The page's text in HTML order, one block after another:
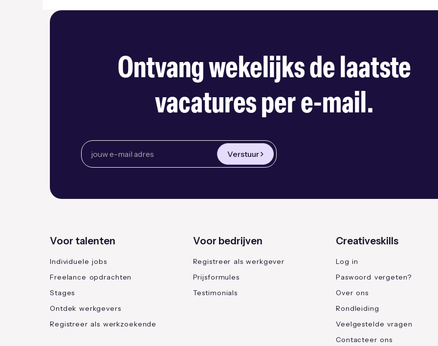
Ontvang wekelijks de laatste
vacatures per e-mail.
Verstuur
Voor talenten
Individuele jobs
Freelance opdrachten
Stages
Ontdek werkgevers
Registreer als werkzoekende
Voor bedrijven
Registreer als werkgever
Prijsformules
Testimonials
Creativeskills
Log in
Paswoord vergeten?
Over ons
Rondleiding
Veelgestelde vragen
Contacteer ons